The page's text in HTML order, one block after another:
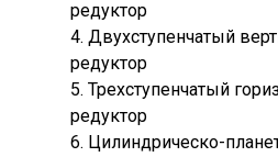
редуктор
4. Двухступенчатый
редуктор
5. Трехступенчатый
редуктор
6. Цилиндрическо-